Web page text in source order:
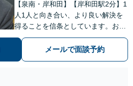
【泉南・岸和田】【岸和田駅2分】1
人1人と向き合い、より良い解決を
得ることを信条としています。お気
軽にご相談下さい。
メールで面談予約